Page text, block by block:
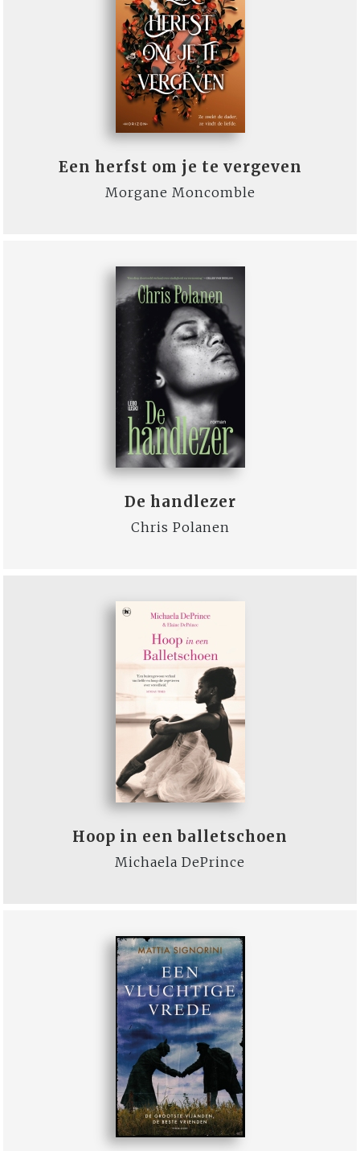
Een herfst om je te vergeven
Morgane Moncomble
De handlezer
Chris Polanen
Hoop in een balletschoen
Michaela DePrince